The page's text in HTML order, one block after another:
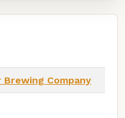
Brewing Company